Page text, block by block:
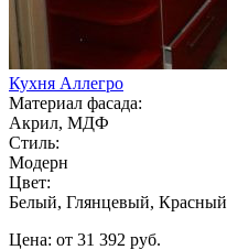
Кухня Аллегро
Материал фасада:
Акрил, МДФ
Стиль:
Модерн
Цвет:
Белый, Глянцевый, Красный
Цена: от 31 392 руб.